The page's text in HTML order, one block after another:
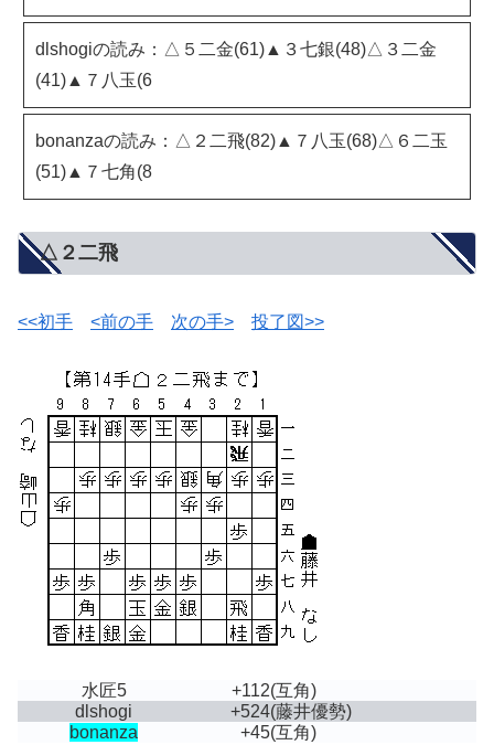
dlshogiの読み：△５二金(61)▲３七銀(48)△３二金
(41)▲７八玉(6
bonanzaの読み：△２二飛(82)▲７八玉(68)△６二玉
(51)▲７七角(8
△２二飛
<<初手 <前の手 次の手> 投了図>>
水匠5 +112(互角)
dlshogi
+524(藤井優勢)
bonanza
+45(互角)